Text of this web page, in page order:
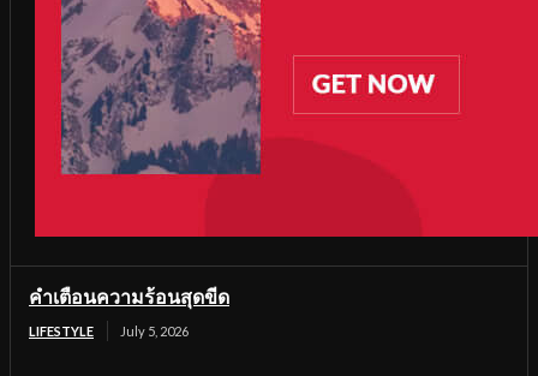
คำเตือนความร้อนสุดขีด
LIFESTYLE July 5, 2026